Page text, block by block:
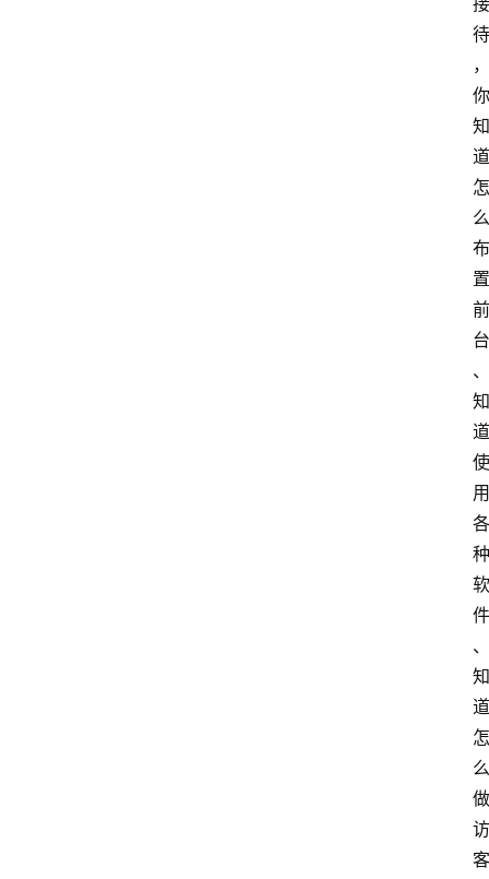
待
，
你
知
道
怎
么
布
置
前
台
、
知
道
使
用
各
种
软
件
、
知
道
怎
么
做
访
客